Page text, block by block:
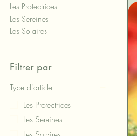
Les Protectrices
Les Sereines
Les Solaires
Filtrer par
Type d'article
Les Protectrices
Les Sereines